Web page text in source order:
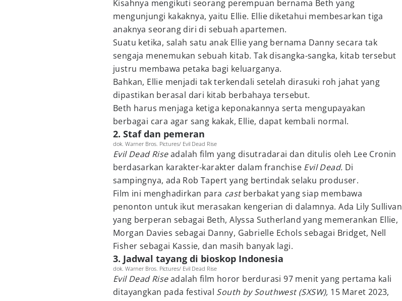
Kisahnya mengikuti seorang perempuan bernama Beth yang
mengunjungi kakaknya, yaitu Ellie. Ellie diketahui membesarkan tiga
anaknya seorang diri di sebuah apartemen.
Suatu ketika, salah satu anak Ellie yang bernama Danny secara tak
sengaja menemukan sebuah kitab. Tak disangka-sangka, kitab tersebut
justru membawa petaka bagi keluarganya.
Bahkan, Ellie menjadi tak terkendali setelah dirasuki roh jahat yang
dipastikan berasal dari kitab berbahaya tersebut.
Beth harus menjaga ketiga keponakannya serta mengupayakan
berbagai cara agar sang kakak, Ellie, dapat kembali normal.
2. Staf dan pemeran
dok. Warner Bros. Pictures/ Evil Dead Rise
Evil Dead Riseadalah film yang disutradarai dan ditulis oleh Lee Cronin
berdasarkan karakter-karakter dalam franchise Evil Dead. Di
sampingnya, ada Rob Tapert yang bertindak selaku produser.
Film ini menghadirkan para castberbakat yang siap membawa
penonton untuk ikut merasakan kengerian di dalamnya. Ada Lily Sullivan
yang berperan sebagai Beth, Alyssa Sutherland yang memerankan Ellie,
Morgan Davies sebagai Danny, Gabrielle Echols sebagai Bridget, Nell
Fisher sebagai Kassie, dan masih banyak lagi.
3. Jadwal tayang di bioskop Indonesia
dok. Warner Bros. Pictures/ Evil Dead Rise
Evil Dead Riseadalah film horor berdurasi 97 menit yang pertama kali
ditayangkan pada festival South by Southwest (SXSW), 15 Maret 2023,